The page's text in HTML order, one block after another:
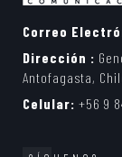
Correo
Dirección :
Antofagasta,
Celular: +56 9